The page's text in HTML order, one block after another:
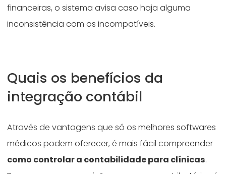
financeiras, o sistema avisa caso haja alguma
inconsistência com os incompatíveis.
Quais os benefícios da
integração contábil
Através de vantagens que só os melhores softwares
médicos podem oferecer, é mais fácil compreender
como controlar a contabilidade para clínicas.